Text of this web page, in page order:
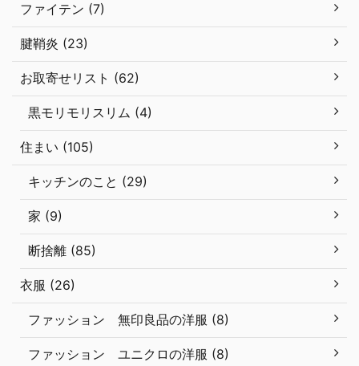
ファイテン (7)
腱鞘炎 (23)
お取寄せリスト (62)
黒モリモリスリム (4)
住まい (105)
キッチンのこと (29)
家 (9)
断捨離 (85)
衣服 (26)
ファッション 無印良品の洋服 (8)
ファッション ユニクロの洋服 (8)